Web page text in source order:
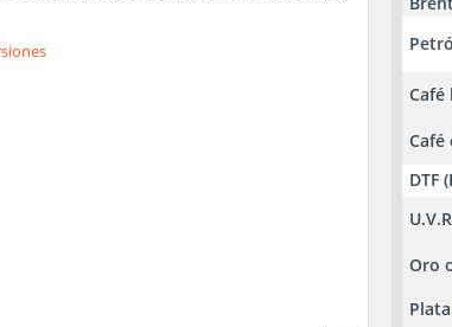
Café
Café
DTF
Oro